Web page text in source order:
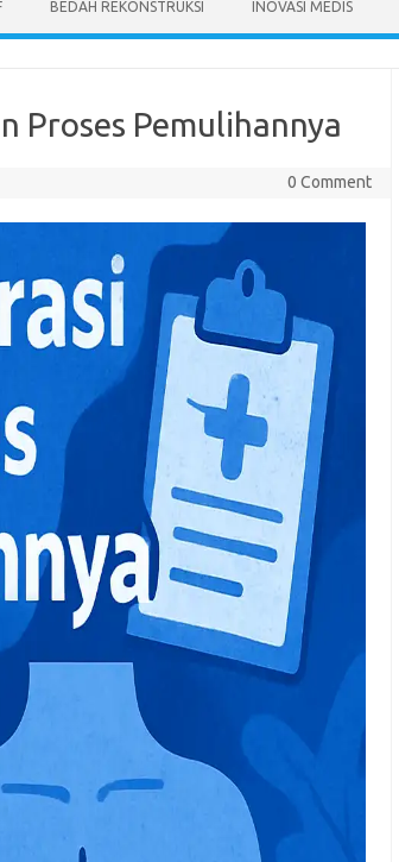
BEDAH REKONSTRUKSI INOVASI MEDIS
Proses Pemulihannya
0 Comment